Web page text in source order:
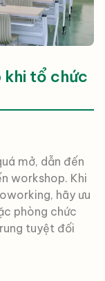
khi tổ chức
mở, dẫn đến
workshop. Khi
hãy ưu
phòng chức
tuyệt đối